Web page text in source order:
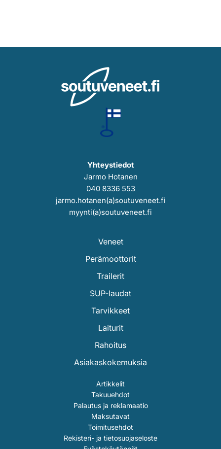
Yhteystiedot
Jarmo Hotanen
040 8336 553
jarmo.hotanen(a)soutuveneet.fi
myynti(a)soutuveneet.fi
Veneet
Perämoottorit
Trailerit
SUP-laudat
Tarvikkeet
Laiturit
Rahoitus
Asiakaskokemuksia
Artikkelit
Takuuehdot
Palautus ja reklamaatio
Maksutavat
Toimitusehdot
Rekisteri- ja tietosuojaseloste